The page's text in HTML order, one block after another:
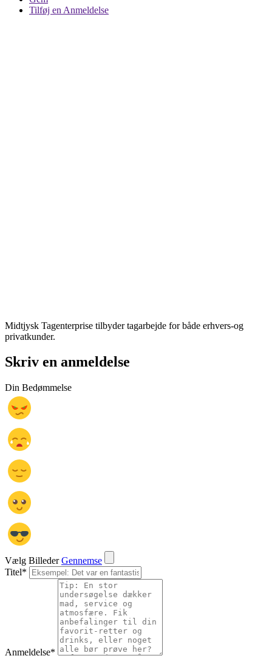
Tilføj en Anmeldelse
Midtjysk Tagenterprise tilbyder tagarbejde for både erhvers-og
privatkunder.
Skriv en anmeldelse
Din Bedømmelse
Vælg Billeder Gennemse
Titel*
Anmeldelse*